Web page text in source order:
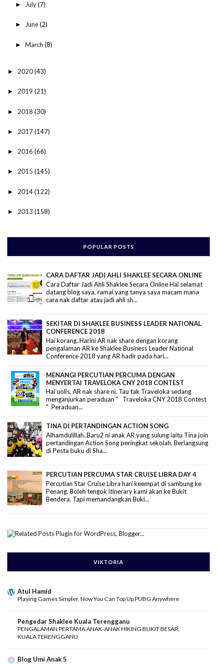
► July(7)
► June(2)
► March (8)
► 2020(43)
► 2019 (21)
► 2018 (30)
► 2017(147)
► 2016 (66)
► 2015 (145)
► 2014(122)
► 2013 (158)
POPULAR POSTS
CARA DAFTAR JADI AHLI SHAKLEE SECARA ONLINE
Cara Daftar Jadi Ahli Shaklee Secara Online Hai selamat
datang blog saya, ramai yang tanya saya macam mana
cara nak daftar atau jadi ahli sh...
SEKITAR DI SHAKLEE BUSINESS LEADER NATIONAL
CONFERENCE 2018
Hai korang..Harini AR nak share dengan korang
pengalaman AR ke Shaklee Business Leader National
Conference 2018 yang AR hadir pada hari...
MENANGI PERCUTIAN PERCUMA DENGAN
MENYERTAI TRAVELOKA CNY 2018 CONTEST
Hai uolls, AR nak share ni. Tau tak Traveloka sedang
menganjurkan peraduan " Traveloka CNY 2018 Contest
" Peraduan...
TINA DI PERTANDINGAN ACTION SONG
Alhamdulillah..Baru2 ni anak AR yang sulung iaitu Tina join
pertandingan Action Song peringkat sekolah. Berlangsung
di Pesta buku di Sha...
PERCUTIAN PERCUMA STAR CRUISE LIBRA DAY 4
Percutian Star Cruise Libra hari keempat di sambung ke
Penang. Boleh tengok itinerary kami akan ke Bukit
Bendera. Tapi memandangkan Buki...
VIKTORIA
Atul Hamid
Playing Games Simpler, Now You Can Top Up PUBG Anywhere
Pengedar Shaklee Kuala Terengganu
PENGALAMAN PERTAMA ANAK-ANAK HIKING BUKIT BESAR,
KUALA TERENGGANU
Blog Umi Anak 5